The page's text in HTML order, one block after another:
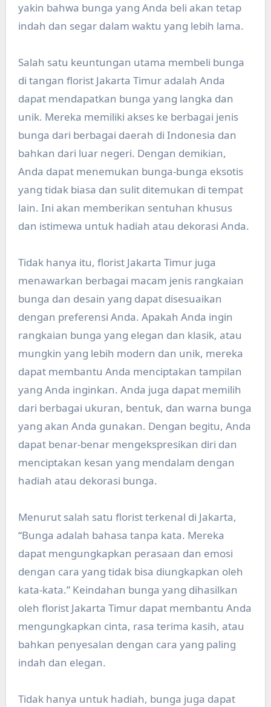
yakin bahwa bunga yang Anda beli akan tetap
indah dan segar dalam waktu yang lebih lama.
Salah satu keuntungan utama membeli bunga
di tangan florist Jakarta Timur adalah Anda
dapat mendapatkan bunga yang langka dan
unik. Mereka memiliki akses ke berbagai jenis
bunga dari berbagai daerah di Indonesia dan
bahkan dari luar negeri. Dengan demikian,
Anda dapat menemukan bunga-bunga eksotis
yang tidak biasa dan sulit ditemukan di tempat
lain. Ini akan memberikan sentuhan khusus
dan istimewa untuk hadiah atau dekorasi Anda.
Tidak hanya itu, florist Jakarta Timur juga
menawarkan berbagai macam jenis rangkaian
bunga dan desain yang dapat disesuaikan
dengan preferensi Anda. Apakah Anda ingin
rangkaian bunga yang elegan dan klasik, atau
mungkin yang lebih modern dan unik, mereka
dapat membantu Anda menciptakan tampilan
yang Anda inginkan. Anda juga dapat memilih
dari berbagai ukuran, bentuk, dan warna bunga
yang akan Anda gunakan. Dengan begitu, Anda
dapat benar-benar mengekspresikan diri dan
menciptakan kesan yang mendalam dengan
hadiah atau dekorasi bunga.
Menurut salah satu florist terkenal di Jakarta,
“Bunga adalah bahasa tanpa kata. Mereka
dapat mengungkapkan perasaan dan emosi
dengan cara yang tidak bisa diungkapkan oleh
kata-kata.” Keindahan bunga yang dihasilkan
oleh florist Jakarta Timur dapat membantu Anda
mengungkapkan cinta, rasa terima kasih, atau
bahkan penyesalan dengan cara yang paling
indah dan elegan.
Tidak hanya untuk hadiah, bunga juga dapat